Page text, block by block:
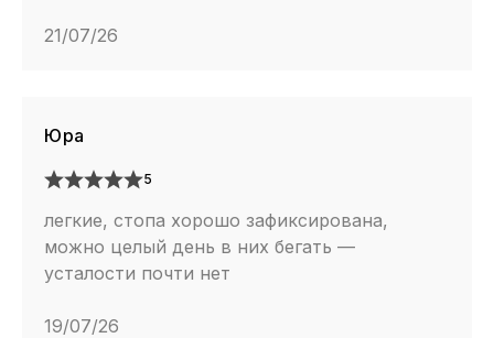
21/07/26
Юра
5
легкие, стопа хорошо зафиксирована,
можно целый день в них бегать —
усталости почти нет
19/07/26